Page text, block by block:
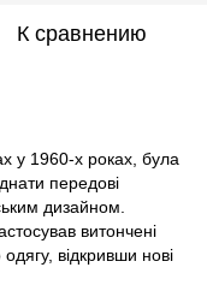
К сравнению
у 1960-х роках, була
передові
дизайном.
витончені
відкривши нові